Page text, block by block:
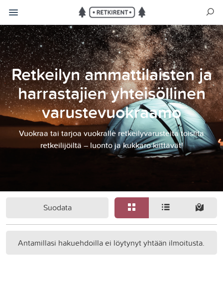
Retkeilyn ammattilaisten ja
harrastajien yhteisöllinen
varustevuokraamo
Vuokraa tai tarjoa vuokralle retkeilyvarusteita toisilta
retkeilijöiltä – luonto ja kukkaro kiittävät!
Suodata
Antamillasi hakuehdoilla ei löytynyt yhtään ilmoitusta.